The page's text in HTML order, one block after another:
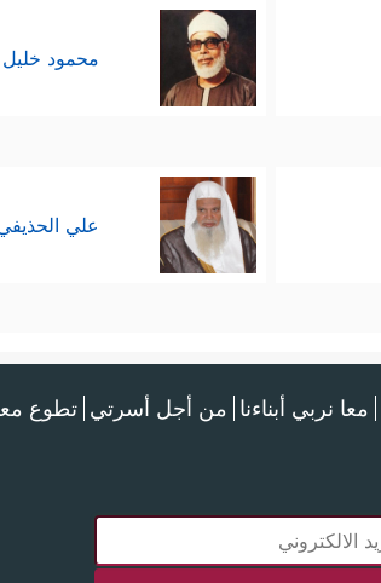
محمود
علي
معا نربي أبناءنا من أجل أسرتي تطوع